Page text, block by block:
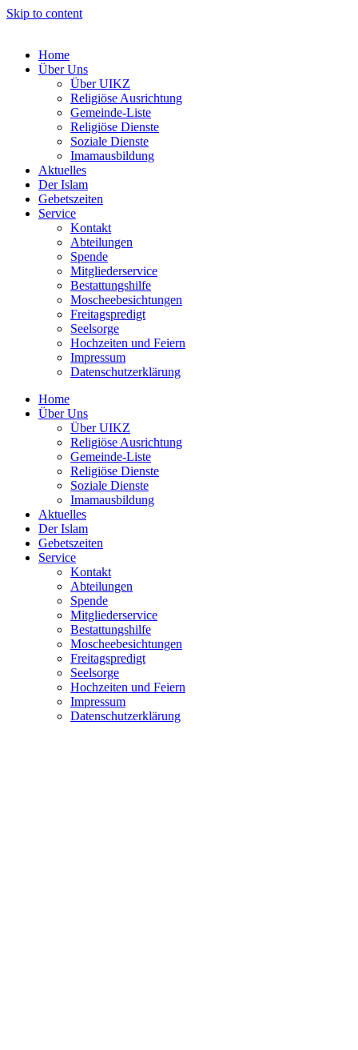
Skip to content
Home
Über Uns
Über UIKZ
Religiöse Ausrichtung
Gemeinde-Liste
Religiöse Dienste
Soziale Dienste
Imamausbildung
Aktuelles
Der Islam
Gebetszeiten
Service
Kontakt
Abteilungen
Spende
Mitgliederservice
Bestattungshilfe
Moscheebesichtungen
Freitagspredigt
Seelsorge
Hochzeiten und Feiern
Impressum
Datenschutzerklärung
Home
Über Uns
Über UIKZ
Religiöse Ausrichtung
Gemeinde-Liste
Religiöse Dienste
Soziale Dienste
Imamausbildung
Aktuelles
Der Islam
Gebetszeiten
Service
Kontakt
Abteilungen
Spende
Mitgliederservice
Bestattungshilfe
Moscheebesichtungen
Freitagspredigt
Seelsorge
Hochzeiten und Feiern
Impressum
Datenschutzerklärung